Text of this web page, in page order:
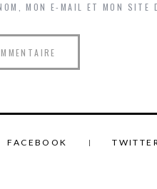
MON E-MAIL ET MON SITE
FACEBOOK